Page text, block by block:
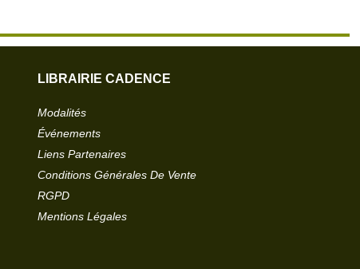
LIBRAIRIE CADENCE
Modalités
Événements
Liens Partenaires
Conditions Générales De Vente
RGPD
Mentions Légales